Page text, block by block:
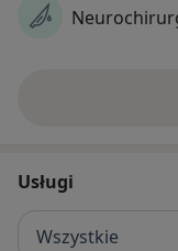
Usługi
Wszystkie